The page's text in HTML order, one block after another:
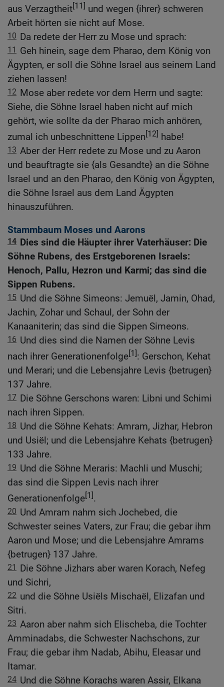
aus Verzagtheit[11] und wegen {ihrer} schweren
Arbeit hörten sie nicht auf Mose.
10 Da redete der Herr zu Mose und sprach:
11 Geh hinein, sage dem Pharao, dem König von
Ägypten, er soll die Söhne Israel aus seinem Land
ziehen lassen!
12 Mose aber redete vor dem Herrn und sagte:
Siehe, die Söhne Israel haben nicht auf mich
gehört, wie sollte da der Pharao mich anhören,
zumal ich unbeschnittene Lippen[12] habe!
13 Aber der Herr redete zu Mose und zu Aaron
und beauftragte sie {als Gesandte} an die Söhne
Israel und an den Pharao, den König von Ägypten,
die Söhne Israel aus dem Land Ägypten
hinauszuführen.
Stammbaum Moses und Aarons
14 Dies sind die Häupter ihrer Vaterhäuser: Die
Söhne Rubens, des Erstgeborenen Israels:
Henoch, Pallu, Hezron und Karmi; das sind die
Sippen Rubens.
15 Und die Söhne Simeons: Jemuël, Jamin, Ohad,
Jachin, Zohar und Schaul, der Sohn der
Kanaaniterin; das sind die Sippen Simeons.
16 Und dies sind die Namen der Söhne Levis
nach ihrer Generationenfolge[1]: Gerschon, Kehat
und Merari; und die Lebensjahre Levis {betrugen}
137 Jahre.
17 Die Söhne Gerschons waren: Libni und Schimi
nach ihren Sippen.
18 Und die Söhne Kehats: Amram, Jizhar, Hebron
und Usiël; und die Lebensjahre Kehats {betrugen}
133 Jahre.
19 Und die Söhne Meraris: Machli und Muschi;
das sind die Sippen Levis nach ihrer
Generationenfolge[1].
20 Und Amram nahm sich Jochebed, die
Schwester seines Vaters, zur Frau; die gebar ihm
Aaron und Mose; und die Lebensjahre Amrams
{betrugen} 137 Jahre.
21
Die Söhne Jizhars aber waren Korach, Nefeg
und Sichri,
22 und die Söhne Usiëls Mischaël, Elizafan und
Sitri.
23 Aaron aber nahm sich Elischeba, die Tochter
Amminadabs, die Schwester Nachschons, zur
Frau; die gebar ihm Nadab, Abihu, Eleasar und
Itamar.
24 Und die Söhne Korachs waren Assir, Elkana